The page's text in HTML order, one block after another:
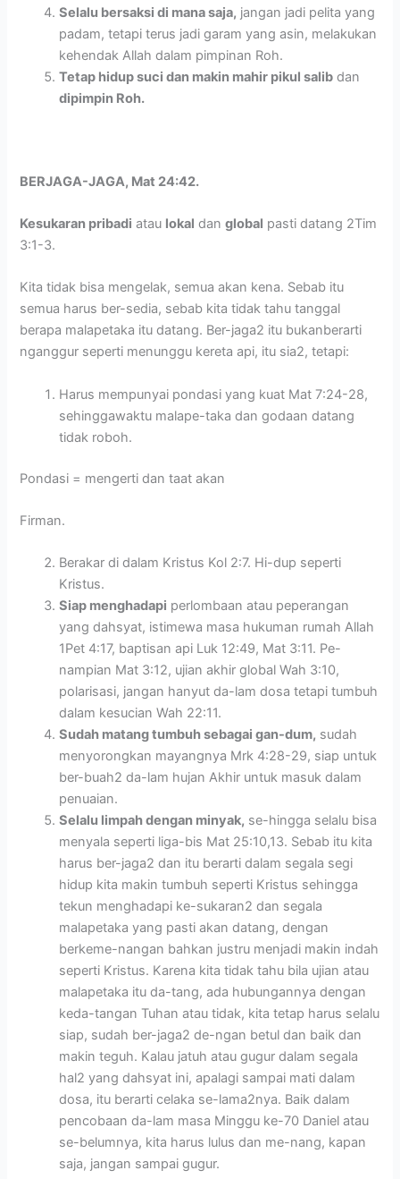
Selalu bersaksi di mana saja, jangan jadi pelita yang
padam, tetapi terus jadi garam yang asin, melakukan
kehendak Allah dalam pimpinan Roh.
Tetap hidup suci dan makin mahir pikul salib dan
dipimpin Roh.
BERJAGA-JAGA, Mat 24:42.
Kesukaran pribadi atau lokal danglobal pasti datang 2Tim
3:1-3.
Kita tidak bisa mengelak, semua akan kena. Sebab itu
semua harus ber-sedia, sebab kita tidak tahu tanggal
berapa malapetaka itu datang. Ber-jaga2 itu bukanberarti
nganggur seperti menunggu kereta api, itu sia2, tetapi:
Harus mempunyai pondasi yang kuat Mat 7:24-28,
sehinggawaktu malape-taka dan godaan datang
tidak roboh.
Pondasi = mengerti dan taat akan
Firman.
Berakar di dalam Kristus Kol 2:7. Hi-dup seperti
Kristus.
Siap menghadapi perlombaan atau peperangan
yang dahsyat, istimewa masa hukuman rumah Allah
1Pet 4:17, baptisan api Luk 12:49, Mat 3:11. Pe-
nampian Mat 3:12, ujian akhir global Wah 3:10,
polarisasi, jangan hanyut da-lam dosa tetapi tumbuh
dalam kesucian Wah 22:11.
Sudah matang tumbuh sebagai gan-dum, sudah
menyorongkan mayangnya Mrk 4:28-29, siap untuk
ber-buah2 da-lam hujan Akhir untuk masuk dalam
penuaian.
Selalu limpah dengan minyak, se-hingga selalu bisa
menyala seperti liga-bis Mat 25:10,13. Sebab itu kita
harus ber-jaga2 dan itu berarti dalam segala segi
hidup kita makin tumbuh seperti Kristus sehingga
tekun menghadapi ke-sukaran2 dan segala
malapetaka yang pasti akan datang, dengan
berkeme-nangan bahkan justru menjadi makin indah
seperti Kristus. Karena kita tidak tahu bila ujian atau
malapetaka itu da-tang, ada hubungannya dengan
keda-tangan Tuhan atau tidak, kita tetap harus selalu
siap, sudah ber-jaga2 de-ngan betul dan baik dan
makin teguh. Kalau jatuh atau gugur dalam segala
hal2 yang dahsyat ini, apalagi sampai mati dalam
dosa, itu berarti celaka se-lama2nya. Baik dalam
pencobaan da-lam masa Minggu ke-70 Daniel atau
se-belumnya, kita harus lulus dan me-nang, kapan
saja, jangan sampai gugur.